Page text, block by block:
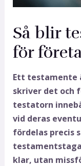
Så blir
för
Ett testamente
skriver det och
testatorn
vid deras
fördelas precis
klar, utan